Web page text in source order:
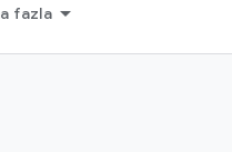
fazla